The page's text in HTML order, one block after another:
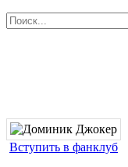
Вступить в фанклуб